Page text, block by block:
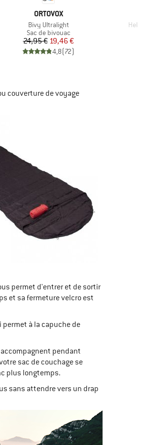
MARQUE
ORTOVOX
Article
Bivy Ultralight
Product group
Sac de bivouac
Prix
24,95 €Prix réduit
19,46 €
4,8(72)
couverture de voyage
permet d'entrer et de sortir
et sa fermeture velcro est
à la capuche de
pendant
sac de couchage se
plus longtemps.
sans attendre vers un drap